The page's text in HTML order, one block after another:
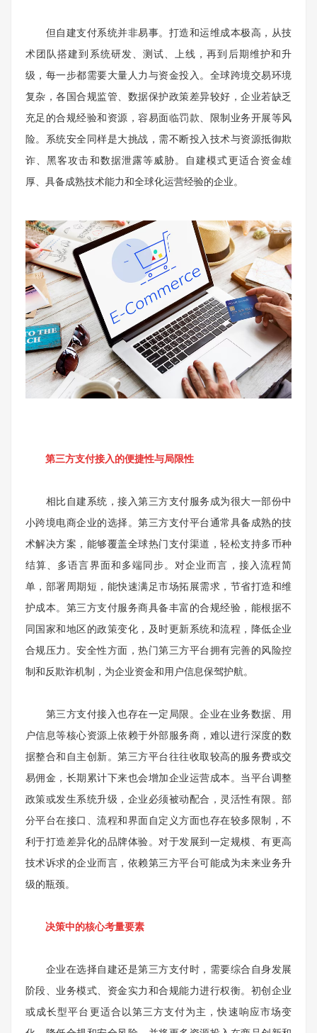
但自建支付系统并非易事。打造和运维成本极高，从技
术团队搭建到系统研发、测试、上线，再到后期维护和升
级，每一步都需要大量人力与资金投入。全球跨境交易环境
复杂，各国合规监管、数据保护政策差异较好，企业若缺乏
充足的合规经验和资源，容易面临罚款、限制业务开展等风
险。系统安全同样是大挑战，需不断投入技术与资源抵御欺
诈、黑客攻击和数据泄露等威胁。自建模式更适合资金雄
厚、具备成熟技术能力和全球化运营经验的企业。
第三方支付接入的便捷性与局限性
相比自建系统，接入第三方支付服务成为很大一部份中
小跨境电商企业的选择。第三方支付平台通常具备成熟的技
术解决方案，能够覆盖全球热门支付渠道，轻松支持多币种
结算、多语言界面和多端同步。对企业而言，接入流程简
单，部署周期短，能快速满足市场拓展需求，节省打造和维
护成本。第三方支付服务商具备丰富的合规经验，能根据不
同国家和地区的政策变化，及时更新系统和流程，降低企业
合规压力。安全性方面，热门第三方平台拥有完善的风险控
制和反欺诈机制，为企业资金和用户信息保驾护航。
第三方支付接入也存在一定局限。企业在业务数据、用
户信息等核心资源上依赖于外部服务商，难以进行深度的数
据整合和自主创新。第三方平台往往收取较高的服务费或交
易佣金，长期累计下来也会增加企业运营成本。当平台调整
政策或发生系统升级，企业必须被动配合，灵活性有限。部
分平台在接口、流程和界面自定义方面也存在较多限制，不
利于打造差异化的品牌体验。对于发展到一定规模、有更高
技术诉求的企业而言，依赖第三方平台可能成为未来业务升
级的瓶颈。
决策中的核心考量要素
企业在选择自建还是第三方支付时，需要综合自身发展
阶段、业务模式、资金实力和合规能力进行权衡。初创企业
或成长型平台更适合以第三方支付为主，快速响应市场变